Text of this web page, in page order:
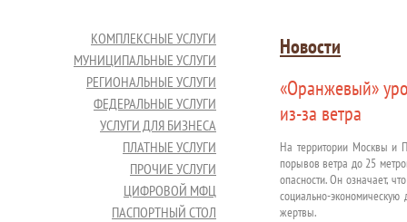
КОМПЛЕКСНЫЕ УСЛУГИ
МУНИЦИПАЛЬНЫЕ УСЛУГИ
РЕГИОНАЛЬНЫЕ УСЛУГИ
ФЕДЕРАЛЬНЫЕ УСЛУГИ
УСЛУГИ ДЛЯ БИЗНЕСА
ПЛАТНЫЕ УСЛУГИ
ПРОЧИЕ УСЛУГИ
ЦИФРОВОЙ МФЦ
ПАСПОРТНЫЙ СТОЛ
Новости
«Оранжевый»
из‑за ветра
На территории Москвы и
порывов ветра до 25
опасности. Он означает,
социально-
жертвы.